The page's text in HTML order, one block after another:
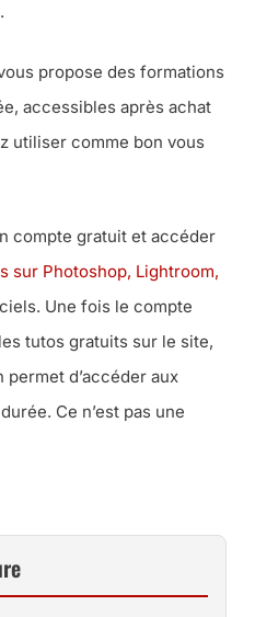
propose des formations
accessibles après achat
utiliser comme bon vous
compte gratuit et accéder
sur Photoshop, Lightroom,
Une fois le compte
tutos gratuits sur le site,
permet d’accéder aux
Ce n’est pas une